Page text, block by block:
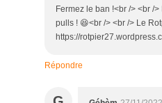
Fermez le ban !<br /> <br /
pulls ! 😆<br /> <br /> Le
https://
Répondre